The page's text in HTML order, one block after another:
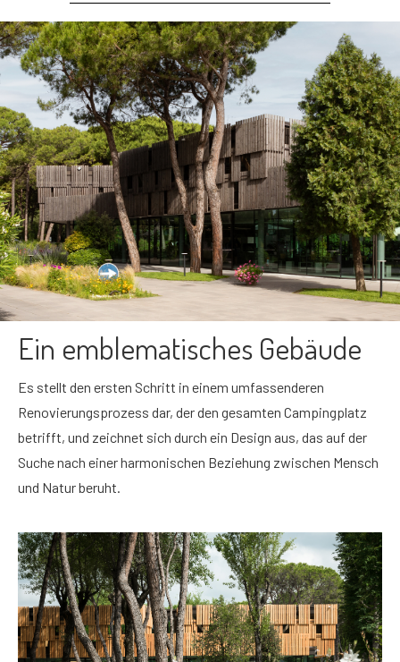
Ein emblematisches Gebäude
Es stellt den ersten Schritt in einem umfassenderen
Renovierungsprozess dar, der den gesamten Campingplatz
betrifft, und zeichnet sich durch ein Design aus, das auf der
Suche nach einer harmonischen Beziehung zwischen Mensch
und Natur beruht.